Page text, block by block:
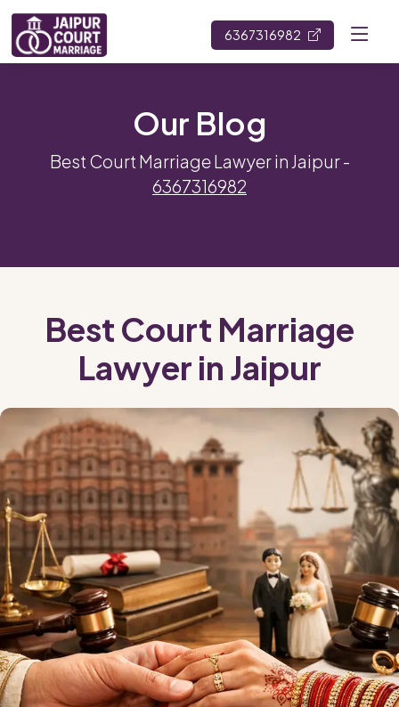
6367316982
Our Blog
Best Court Marriage Lawyer in Jaipur -
6367316982
Best Court Marriage
Lawyer in Jaipur